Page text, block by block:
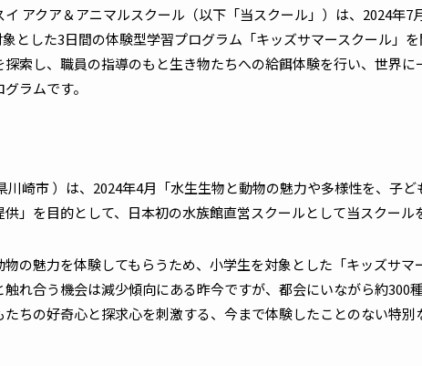
アクア＆アニマルスクール（以下「当スクール」）は、2024年7
とした3日間の体験型学習プログラム「キッズサマースクール」
索し、職員の指導のもと生き物たちへの給餌体験を行い、世界に
ラムです。
崎市 ）は、2024年4月「水生生物と動物の魅力や多様性を、子ど
」を目的として、日本初の水族館直営スクールとして当スクール
の魅力を体験してもらうため、小学生を対象とした「キッズサマ
れ合う機会は減少傾向にある昨今ですが、都会にいながら約300
ちの好奇心と探求心を刺激する、今まで体験したことのない特別